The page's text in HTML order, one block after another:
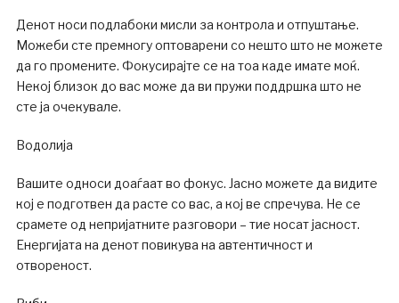
Денот носи подлабоки мисли за контрола и отпуштање.
Можеби сте премногу оптоварени со нешто што не можете
да го промените. Фокусирајте се на тоа каде имате моќ.
Некој близок до вас може да ви пружи поддршка што не
сте ја очекувале.
Водолија
Вашите односи доаѓаат во фокус. Јасно можете да видите
кој е подготвен да расте со вас, а кој ве спречува. Не се
срамете од непријатните разговори – тие носат јасност.
Енергијата на денот повикува на автентичност и
отвореност.